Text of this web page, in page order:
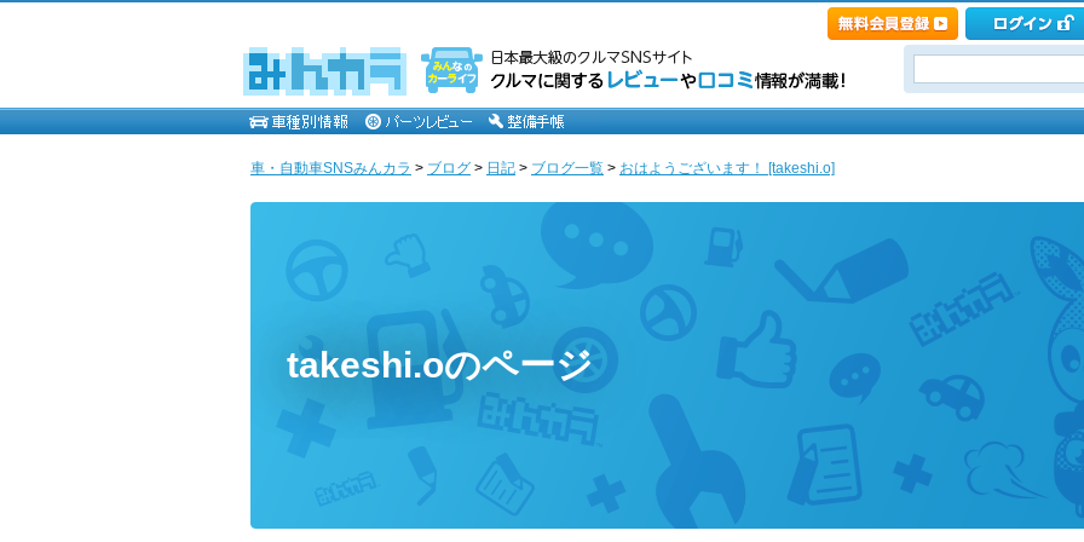
車・自動車SNSみんカラ > ブログ > 日記 > ブログ一覧 > おはようございます！ [takeshi.o]
takeshi.oのページ